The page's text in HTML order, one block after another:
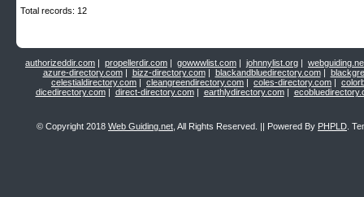
Total records: 12
authorizeddir.com | propellerdir.com | gowwwlist.com | johnnylist.org |
azure-directory.com| bizz-directory.com| blackandbluedirectory.com|
celestialdirectory.com | cleangreendirectory.com | coles-directory.com |
dicedirectory.com| direct-directory.com| earthlydirectory.com|
© Copyright 2018 Web Guiding.net , All Rights Reserved. || Powered By PHPLD .